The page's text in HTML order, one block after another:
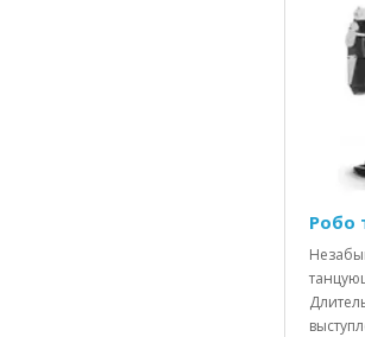
Робо